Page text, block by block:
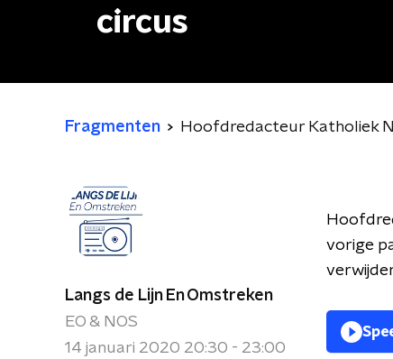
circus
Fragmenten Hoofdredacteur Katholiek
Langs de Lijn En Omstreken
EO & NOS
14 januari 2020 20:30 - 23:00
vorige